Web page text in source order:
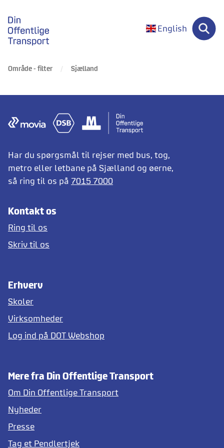
gå til forsiden
English
Område - filter Sjælland
Har du spørgsmål til rejser med bus, tog,
metro eller letbane på Sjælland og øerne,
så ring til os på 7015 7000
Kontakt os
Ring til os
Skriv til os
Erhverv
Skoler
Virksomheder
Log ind på DOT Webshop
Mere fra Din Offentlige Transport
Om Din Offentlige Transport
Nyheder
Presse
Tag et Pendlertjek